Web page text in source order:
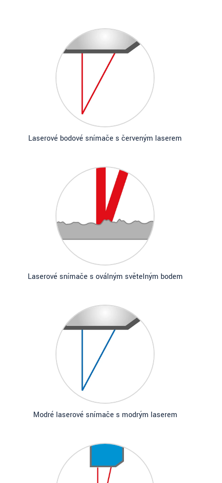
Laserové bodové snímače s červeným laserem
Laserové snímače s oválným světelným bodem
Modré laserové snímače s modrým laserem